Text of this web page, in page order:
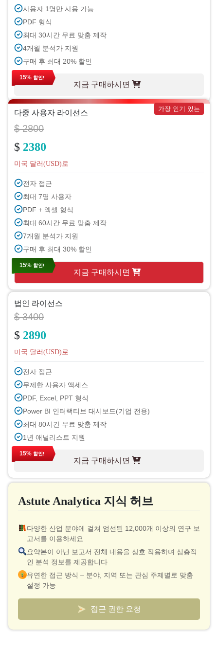
사용자 1명만 사용 가능
PDF 형식
최대 30시간 무료 맞춤 제작
4개월 분석가 지원
구매 후 최대 20% 할인
지금 구매하시면
15% 할인!
다중 사용자 라이선스 가장 인기 있는
$ 2800
$ 2380
미국 달러(USD)로
전자 접근
최대 7명 사용자
PDF + 엑셀 형식
최대 60시간 무료 맞춤 제작
7개월 분석가 지원
구매 후 최대 30% 할인
지금 구매하시면
15% 할인!
법인 라이선스
$ 3400
$ 2890
미국 달러(USD)로
전자 접근
무제한 사용자 액세스
PDF, Excel, PPT 형식
Power BI 인터랙티브 대시보드(기업 전용)
최대 80시간 무료 맞춤 제작
1년 애널리스트 지원
다음 주기 무료 보고서 업데이트 예정
무료 업계 소식 업데이트 (180일 이내)
구매 후 최대 40% 할인
지금 구매하시면
15% 할인!
Astute Analytica 지식 허브
다양한 산업 분야에 걸쳐 엄선된 12,000개 이상의 연구 보
고서를 이용하세요
요약본이 아닌 보고서 전체 내용을 상호 작용하며 심층적
인 분석 정보를 제공합니다
유연한 접근 방식 – 분야, 지역 또는 관심 주제별로 맞춤
설정 가능
스마트한 가격 책정 모델 – 보고서당 최저 10달러의 실효
검증 및 신속한 설명을 위해 분석가와의 연결 기능이 포함
되어 있습니다
접근 권한 요청